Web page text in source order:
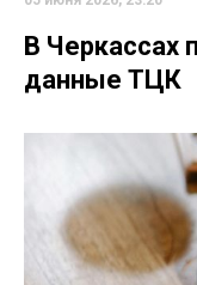
В Черкассах
данные ТЦК